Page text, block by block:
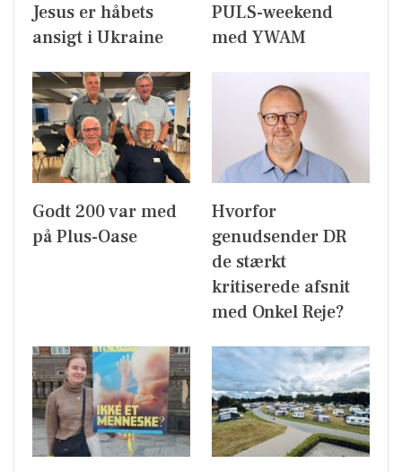
Jesus er håbets
ansigt i Ukraine
PULS-weekend
med YWAM
Godt 200 var med
på Plus-Oase
Hvorfor
genudsender DR
de stærkt
kritiserede afsnit
med Onkel Reje?